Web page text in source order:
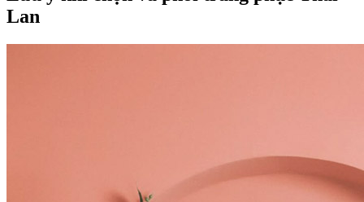
Lan